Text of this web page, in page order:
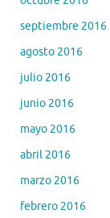
septiembre 2016
agosto 2016
julio 2016
junio 2016
mayo 2016
abril 2016
marzo 2016
febrero 2016